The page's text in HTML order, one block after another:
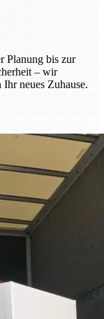
Planung bis zur
– wir
neues Zuhause.